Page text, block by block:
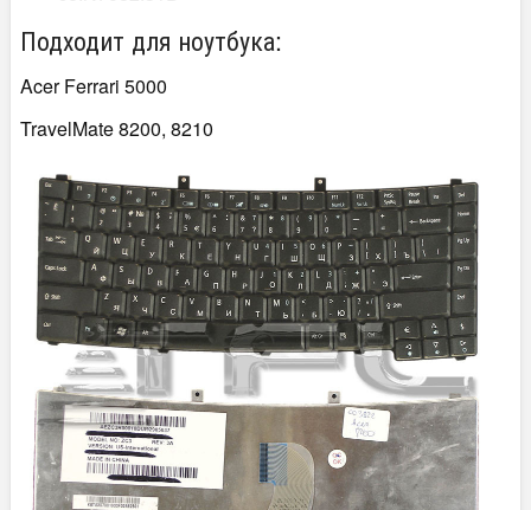
Подходит для ноутбука:
Acer Ferrari 5000
TravelMate 8200, 8210